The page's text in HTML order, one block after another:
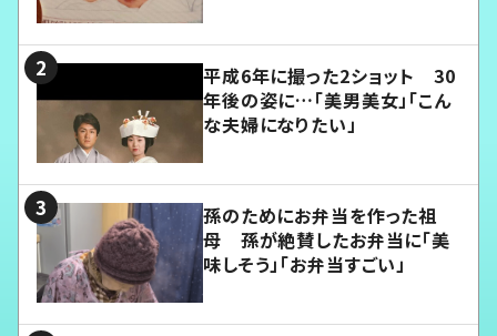
平成6年に撮った2ショット 30
年後の姿に…「美男美女」「こん
な夫婦になりたい」
孫のためにお弁当を作った祖
母 孫が絶賛したお弁当に「美
味しそう」「お弁当すごい」